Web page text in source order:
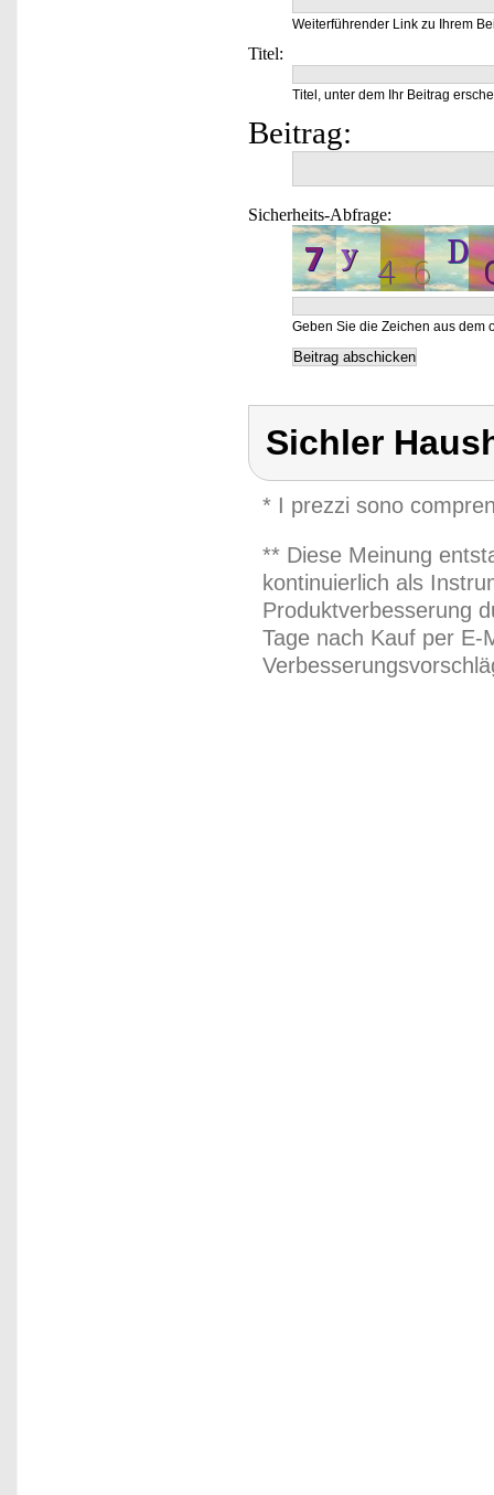
Weiterführender Link zu Ihrem
Titel:
Titel, unter dem Ihr Beitrag
Beitrag:
Sicherheits-Abfrage:
Geben Sie die Zeichen aus dem
Sichler
* I prezzi sono
** Diese Meinung
kontinuierlich als
Produktverbesserung
Tage nach Kauf per E-